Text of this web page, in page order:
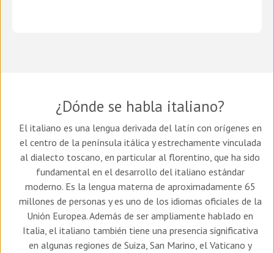
¿Dónde se habla italiano?
El italiano es una lengua derivada del latín con orígenes en
el centro de la península itálica y estrechamente vinculada
al dialecto toscano, en particular al florentino, que ha sido
fundamental en el desarrollo del italiano estándar
moderno. Es la lengua materna de aproximadamente 65
millones de personas y es uno de los idiomas oficiales de la
Unión Europea. Además de ser ampliamente hablado en
Italia, el italiano también tiene una presencia significativa
en algunas regiones de Suiza, San Marino, el Vaticano y